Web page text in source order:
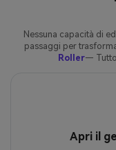
Nessuna capacità di
passaggi per
Roller— Tutto
Apri il